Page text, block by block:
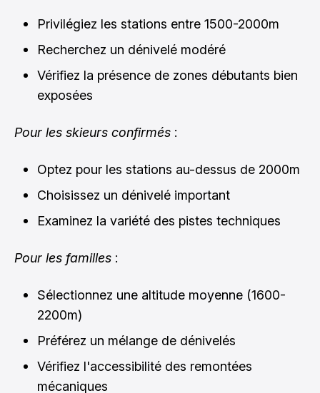
Privilégiez les stations entre 1500-2000m
Recherchez un dénivelé modéré
Vérifiez la présence de zones débutants bien
exposées
Pour les skieurs confirmés :
Optez pour les stations au-dessus de 2000m
Choisissez un dénivelé important
Examinez la variété des pistes techniques
Pour les familles :
Sélectionnez une altitude moyenne (1600-
2200m)
Préférez un mélange de dénivelés
Vérifiez l'accessibilité des remontées
mécaniques